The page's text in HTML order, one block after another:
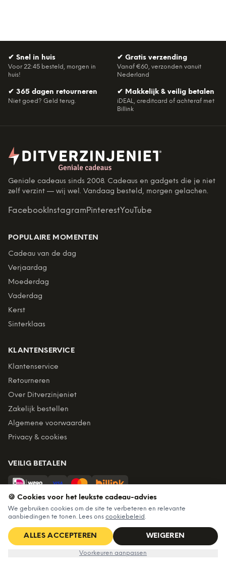
IN WINKELWAGEN
✔ Snel in huis
Voor 22:45 besteld, morgen in
huis!
✔ Gratis verzending
Vanaf €60, verzonden vanuit
Nederland
✔ 365 dagen retourneren
Niet goed? Geld terug.
✔ Makkelijk & veilig betalen
iDEAL, creditcard of achteraf met
Billink
Geniale cadeaus sinds 2008. Cadeaus en gadgets die je niet
zelf verzint — wij wel. Vandaag besteld, morgen gelachen.
Facebook InstagramPinterestYouTube
POPULAIRE MOMENTEN
Cadeau van de dag
Verjaardag
Moederdag
Vaderdag
Kerst
Sinterklaas
KLANTENSERVICE
Klantenservice
Retourneren
Over Ditverzinjeniet
Zakelijk bestellen
Algemene voorwaarden
Privacy & cookies
VEILIG BETALEN
Billink = achteraf betalen
BEZORGING
Voor 22:45 besteld, morgen in huis. Gratis verzending vanaf
€60. Tot 365 dagen retourneren.
🍪 Cookies voor het leukste cadeau-advies
We gebruiken cookies om de site te verbeteren en relevante
aanbiedingen te tonen. Lees ons cookiebeleid.
ALLES ACCEPTEREN WEIGEREN
Voorkeuren aanpassen